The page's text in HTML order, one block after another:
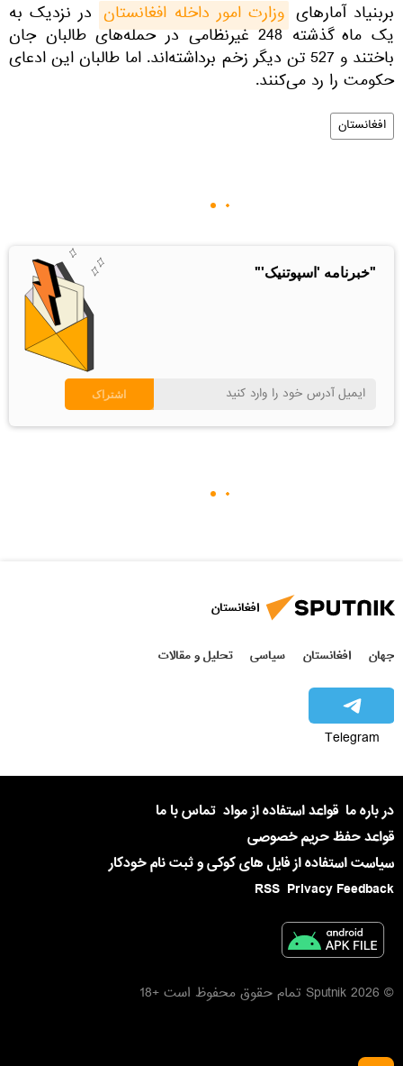
بربنیاد آمارهای وزارت امور داخله افغانستان در نزدیک به
یک ماه گذشته 248 غیرنظامی در حمله‌های طالبان جان
باختند و 527 تن دیگر زخم برداشته‌اند. اما طالبان این ادعای
حکومت را رد می‌کنند.
افغانستان
"خبرنامه 'اسپوتنیک'"
افغانستان
جهان افغانستان سیاسی تحلیل و مقالات
Telegram
در باره ما قواعد استفاده از مواد تماس با ما
قواعد حفظ حریم خصوصی
سیاست استفاده از فایل های کوکی و ثبت نام خودکار
Privacy Feedback
RSS
© 2026 Sputnik تمام حقوق محفوظ است +18